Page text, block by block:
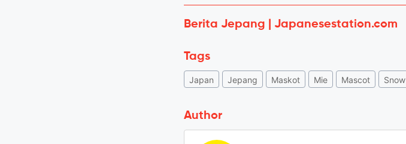
Berita Jepang | Japanesestation.com
Tags
Japan Jepang Maskot Mie Mascot Snow
Author